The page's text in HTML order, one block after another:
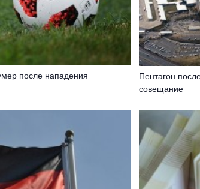
после нападения
Пентагон
совещание